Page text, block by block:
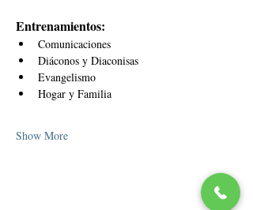
Entrenamientos:
Comunicaciones
Diáconos y Diaconisas
Evangelismo
Hogar y Familia
Show More